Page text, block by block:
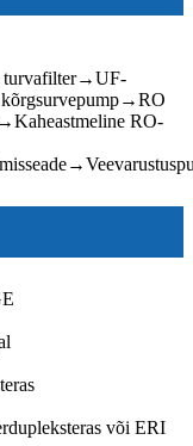
turvafilter→UF-
→RO
→Kaheastmeline RO-
→
või ERI